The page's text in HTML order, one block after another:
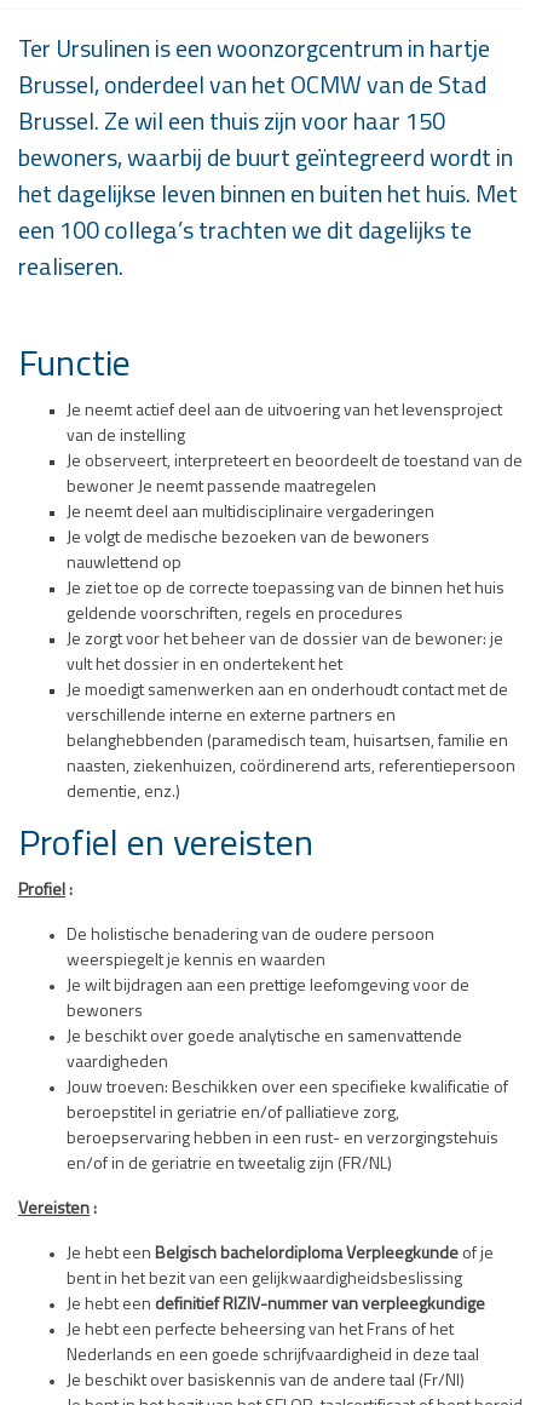
Ter Ursulinen is een woonzorgcentrum in hartje
Brussel, onderdeel van het OCMW van de Stad
Brussel. Ze wil een thuis zijn voor haar 150
bewoners, waarbij de buurt geïntegreerd wordt in
het dagelijkse leven binnen en buiten het huis. Met
een 100 collega’s trachten we dit dagelijks te
realiseren.
Functie
Je neemt actief deel aan de uitvoering van het levensproject
van de instelling
Je observeert, interpreteert en beoordeelt de toestand van de
bewoner Je neemt passende maatregelen
Je neemt deel aan multidisciplinaire vergaderingen
Je volgt de medische bezoeken van de bewoners
nauwlettend op
Je ziet toe op de correcte toepassing van de binnen het huis
geldende voorschriften, regels en procedures
Je zorgt voor het beheer van de dossier van de bewoner: je
vult het dossier in en ondertekent het
Je moedigt samenwerken aan en onderhoudt contact met de
verschillende interne en externe partners en
belanghebbenden (paramedisch team, huisartsen, familie en
naasten, ziekenhuizen, coördinerend arts, referentiepersoon
dementie, enz.)
Profiel en vereisten
Profiel :
De holistische benadering van de oudere persoon
weerspiegelt je kennis en waarden
Je wilt bijdragen aan een prettige leefomgeving voor de
bewoners
Je beschikt over goede analytische en samenvattende
vaardigheden
Jouw troeven: Beschikken over een specifieke kwalificatie of
beroepstitel in geriatrie en/of palliatieve zorg,
beroepservaring hebben in een rust- en verzorgingstehuis
en/of in de geriatrie en tweetalig zijn (FR/NL)
Vereisten :
Je hebt een Belgisch bachelordiploma Verpleegkunde of je
bent in het bezit van een gelijkwaardigheidsbeslissing
Je hebt een definitief RIZIV-nummer van verpleegkundige
Je hebt een perfecte beheersing van het Frans of het
Nederlands en een goede schrijfvaardigheid in deze taal
Je beschikt over basiskennis van de andere taal (Fr/Nl)